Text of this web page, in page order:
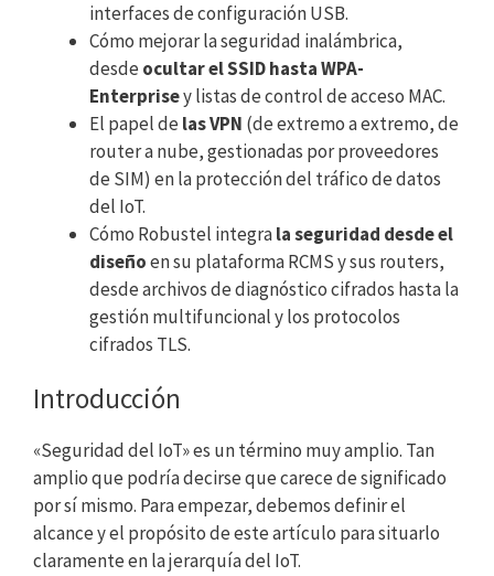
interfaces de configuración USB.
Cómo mejorar la seguridad inalámbrica,
desde ocultar el SSID hasta WPA-
Enterprisey listas de control de acceso MAC.
El papel de las VPN (de extremo a extremo, de
router a nube, gestionadas por proveedores
de SIM) en la protección del tráfico de datos
del IoT.
Cómo Robustel integrala seguridad desde el
diseñoen su plataforma RCMS y sus routers,
desde archivos de diagnóstico cifrados hasta la
gestión multifuncional y los protocolos
cifrados TLS.
Introducción
«Seguridad del IoT» es un término muy amplio. Tan
amplio que podría decirse que carece de significado
por sí mismo. Para empezar, debemos definir el
alcance y el propósito de este artículo para situarlo
claramente en la jerarquía del IoT.